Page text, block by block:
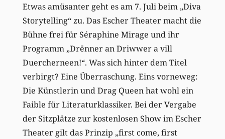
Etwas amüsanter geht es am 7. Juli beim „Diva
Storytelling“zu. Das Escher Theater macht die
Bühne frei für Séraphine Mirage und ihr
Programm „Drënner an Driwwer a vill
Duercherneen!“. Was sich hinter dem Titel
verbirgt? Eine Überraschung. Eins vorneweg:
Die Künstlerin und Drag Queenhat wohl ein
Faible für Literaturklassiker. Bei der Vergabe
derSitzplätze zur kostenlosen Show im Escher
Theater gilt das Prinzip „first come, first